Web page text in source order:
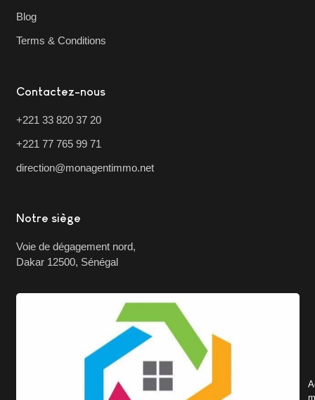
Blog
Terms & Conditions
Contactez-nous
+221 33 820 37 20
+221 77 765 99 71
direction@monagentimmo.net
Notre siège
Voie de dégagement nord,
Dakar 12500, Sénégal